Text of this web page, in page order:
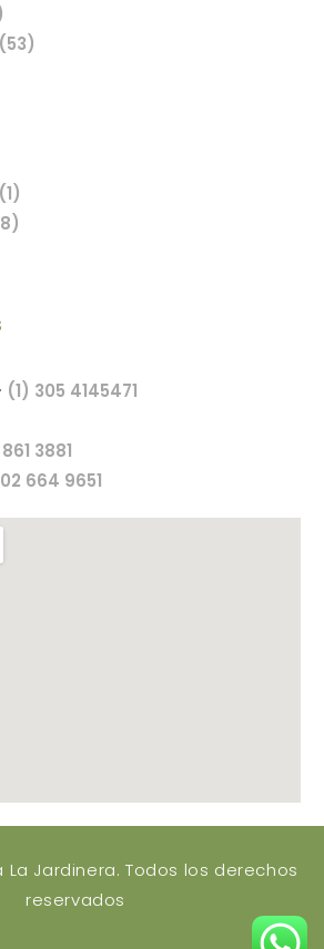
en línea
(1) 305 4145471
3881
664 9651
La Jardinera. Todos los derechos
reservados